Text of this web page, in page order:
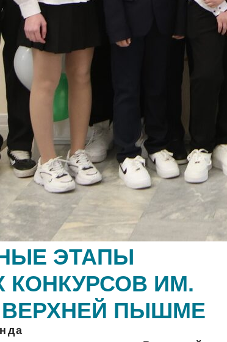
ЭТАПЫ
КОНКУРСОВ ИМ.
ВЕРХНЕЙ ПЫШМЕ